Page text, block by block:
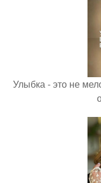
Улыбка - это не